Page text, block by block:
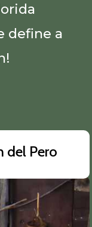
define a
del Pero